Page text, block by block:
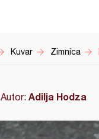
Kuvar Zimnica
Autor: Adilja Hodza